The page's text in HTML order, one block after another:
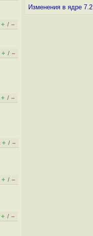
+ / –
+ / –
+ / –
+ / –
+ / –
+ / –
Изменения в ядре 7.2